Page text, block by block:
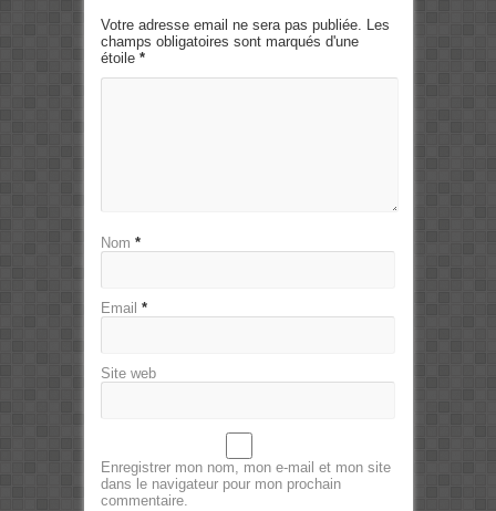
Votre adresse email ne sera pas publiée. Les
champs obligatoires sont marqués d'une
étoile *
Nom *
Email *
Site web
Enregistrer mon nom, mon e-mail et mon site
dans le navigateur pour mon prochain
commentaire.